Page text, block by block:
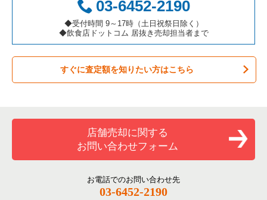
カラオケ・パブ・スナックの居抜き売却物件の案件一覧
バーの居抜き売却物件の案件一覧
居酒屋・ダイニングバーの居抜き売却物件の案件一覧
洋食の居抜き売却物件の案件一覧
その他の居抜き売却物件の案件一覧
横浜市都筑区の飲食店の居抜き売却物件の案件一覧
横浜市西区の飲食店の居抜き売却物件の案件一覧
川崎市宮前区の飲食店の居抜き売却物件の案件一覧
川崎市幸区の飲食店の居抜き売却物件の案件一覧
厚木市の飲食店の居抜き売却物件の案件一覧
神奈川県のカフェの居抜き売却物件の案件一覧
神奈川県のテイクアウトの居抜き売却物件の案件一覧
神奈川県のお弁当・惣菜・デリの居抜き売却物件の案件一覧
神奈川県のバーの居抜き売却物件の案件一覧
神奈川県の居酒屋・ダイニングバーの居抜き売却物件の案件一
神奈川県の専門料理の居抜き売却物件の案件一覧
横浜市都筑区のお弁当・惣菜・デリの居抜き売却物件の案件一
横浜市都筑区のバーの居抜き売却物件の案件一覧
横浜市都筑区の居酒屋・ダイニングバーの居抜き売却物件の案
横浜市都筑区のその他の居抜き売却物件の案件一覧
03-6452-2190
◆受付時間 9～17時（土日祝祭日除く）
◆飲食店ドットコム 居抜き売却担当者まで
すぐに査定額を知りたい方はこちら
店舗売却に関する
お問い合わせフォーム
お電話でのお問い合わせ先
03-6452-2190